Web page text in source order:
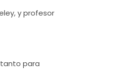
y profesor
para